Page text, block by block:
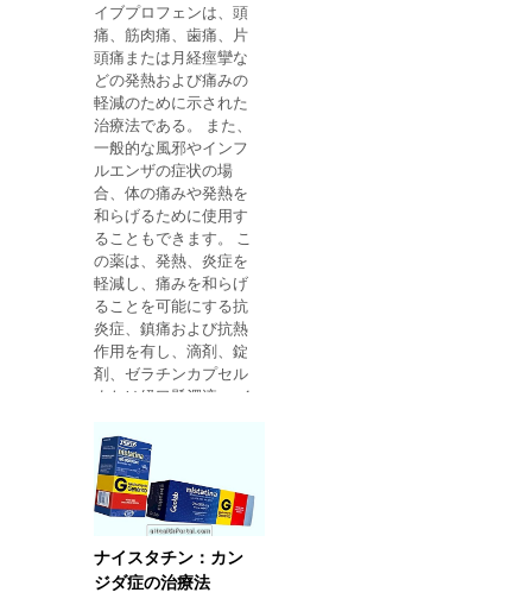
イブプロフェンは、頭
痛、筋肉痛、歯痛、片
頭痛または月経痙攣な
どの発熱および痛みの
軽減のために示された
治療法である。 また、
一般的な風邪やインフ
ルエンザの症状の場
合、体の痛みや発熱を
和らげるために使用す
ることもできます。 こ
の薬は、発熱、炎症を
軽減し、痛みを和らげ
ることを可能にする抗
炎症、鎮痛および抗熱
作用を有し、滴剤、錠
剤、ゼラチンカプセル
または経口懸濁液、 イ
Alivium、Advil、
BuscofemまたはArtril
などのジェネリックま
たはブランドの形態で
薬局で購入することが
でき、価格は10〜25レ
アです。 取る方法 イブ
ナイスタチン：カン
ジダ症の治療法